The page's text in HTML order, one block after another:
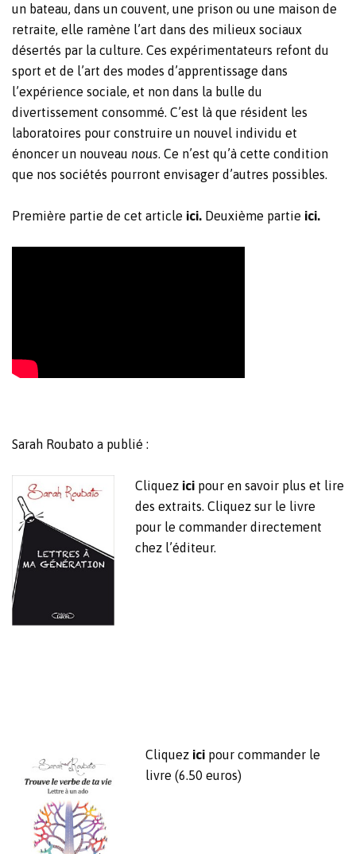
un bateau, dans un couvent, une prison ou une maison de
retraite, elle ramène l’art dans des milieux sociaux
désertés par la culture. Ces expérimentateurs refont du
sport et de l’art des modes d’apprentissage dans
l’expérience sociale, et non dans la bulle du
divertissement consommé. C’est là que résident les
laboratoires pour construire un nouvel individu et
énoncer un nouveau nous. Ce n’est qu’à cette condition
que nos sociétés pourront envisager d’autres possibles.
Première partie de cet article ici. Deuxième partie ici.
Sarah Roubato a publié :
Cliquez ici pour en savoir plus et lire
des extraits. Cliquez sur le livre
pour le commander directement
chez l’éditeur.
Cliquez ici pour commander le
livre (6.50 euros)